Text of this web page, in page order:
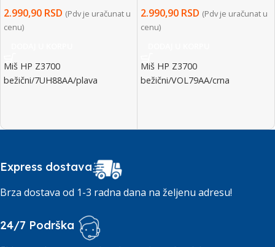
2.990,90 RSD (Pdv je uračunat u
cenu)
Miš HP Z3700
bežični/7UH88AA/plava
2.990,90 RSD (Pdv je uračunat u
cenu)
Miš HP Z3700
bežični/VOL79AA/crna
Express dostava
Brza dostava od 1-3 radna dana na željenu adresu!
24/7 Podrška